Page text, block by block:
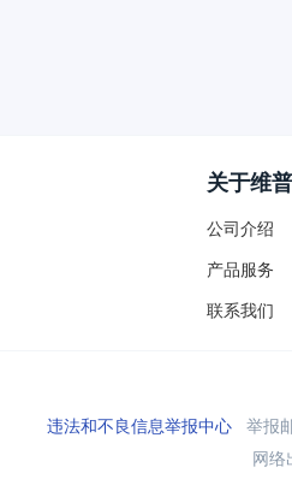
关于维普
公司介绍
产品服务
联系我们
违法和不良信息举报中心举报
网